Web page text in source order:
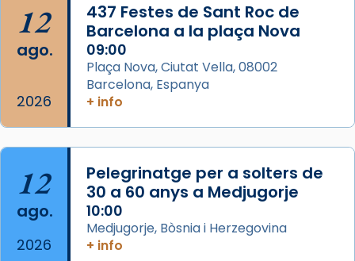
View on Facebook · Share
12
ago.
2026
437 Festes de Sant Roc de
Barcelona a la plaça Nova
09:00
Plaça Nova, Ciutat Vella, 08002
Barcelona, Espanya
+ info
12
ago.
2026
Pelegrinatge per a solters de
30 a 60 anys a Medjugorje
10:00
Medjugorje, Bòsnia i Herzegovina
+ info